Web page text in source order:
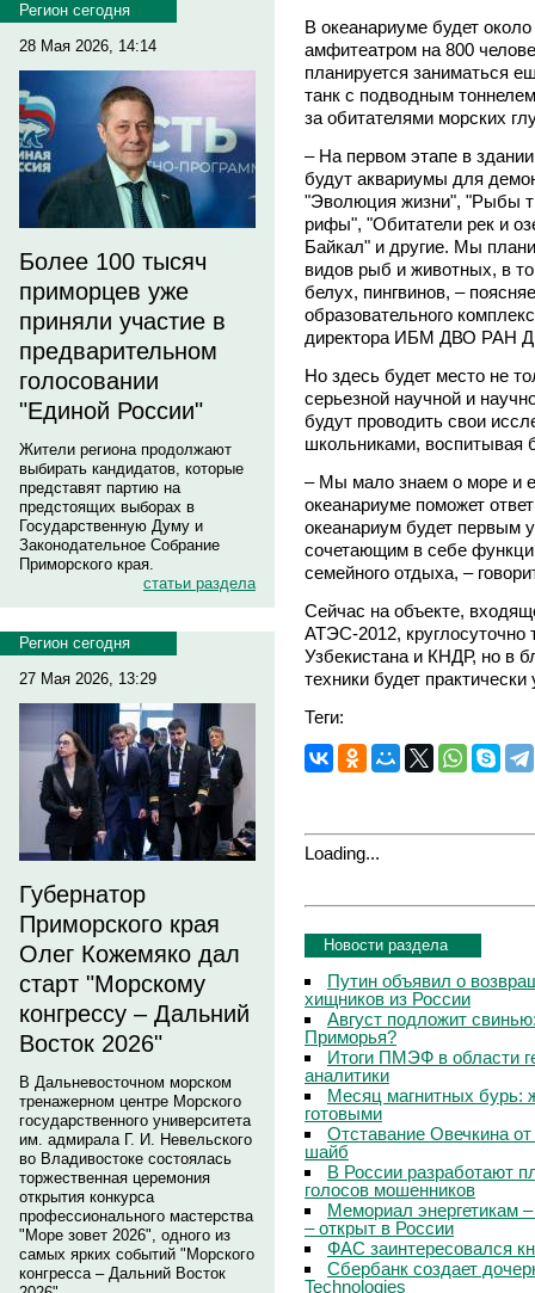
Регион сегодня
28 Мая 2026, 14:14
Более 100 тысяч
приморцев уже
приняли участие в
предварительном
голосовании
"Единой России"
Жители региона продолжают
выбирать кандидатов, которые
представят партию на
предстоящих выборах в
Государственную Думу и
Законодательное Собрание
Приморского края.
статьи раздела
Регион сегодня
27 Мая 2026, 13:29
Губернатор
Приморского края
Олег Кожемяко дал
старт "Морскому
конгрессу – Дальний
Восток 2026"
В Дальневосточном морском
тренажерном центре Морского
государственного университета
им. адмирала Г. И. Невельского
во Владивостоке состоялась
торжественная церемония
открытия конкурса
профессионального мастерства
"Море зовет 2026", одного из
самых ярких событий "Морского
конгресса – Дальний Восток
В океанариуме будет
амфитеатром на 800
планируется заниматься
танк с подводным
за обитателями морских
– На первом этапе в
будут аквариумы для
"Эволюция жизни", "Рыбы
рифы", "Обитатели рек и
Байкал" и другие. Мы
видов рыб и животных, в
белух, пингвинов, –
образовательного
директора ИБМ ДВО РАН
Но здесь будет место не
серьезной научной и
будут проводить свои
школьниками, воспитывая
– Мы мало знаем о море и
океанариуме поможет
океанариум будет первым
сочетающим в себе
семейного отдыха, –
Сейчас на объекте,
АТЭС-2012, круглосуточно
Узбекистана и КНДР, но в
техники будет практически
Теги:
Loading...
Новости раздела
Путин объявил о
хищников из России
Август подложит
Приморья?
Итоги ПМЭФ в области
аналитики
Месяц магнитных бурь:
готовыми
Отставание Овечкина
шайб
В России разработают
голосов мошенников
Мемориал энергетикам
– открыт в России
ФАС заинтересовался
Сбербанк создает
Technologies